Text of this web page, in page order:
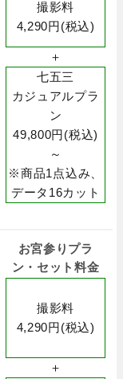
撮影料
4,290円(税込)
＋
七五三
カジュアルプラ
ン
49,800円(税込)
～
※商品1点込み、
データ16カット
お宮参りプラ
ン・セット料金
撮影料
4,290円(税込)
＋